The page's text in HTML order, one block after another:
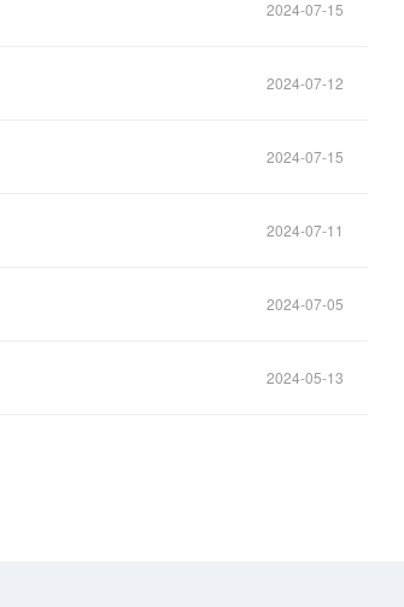
2024-07-15
2024-07-12
2024-07-15
2024-07-11
2024-07-05
2024-05-13